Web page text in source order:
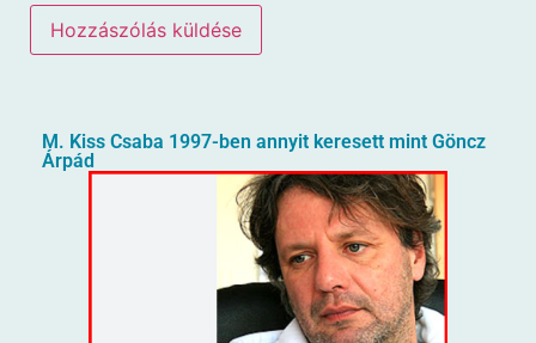
M. Kiss Csaba 1997-ben annyit keresett mint Göncz
Árpád